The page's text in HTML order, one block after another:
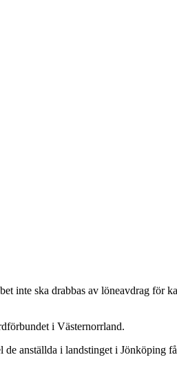
inte ska drabbas av löneavdrag för
i Västernorrland.
anställda i landstinget i Jönköping